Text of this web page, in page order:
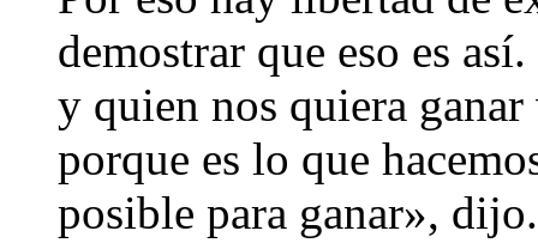
demostrar que eso es
y quien nos quiera
porque es lo que
posible para ganar»,